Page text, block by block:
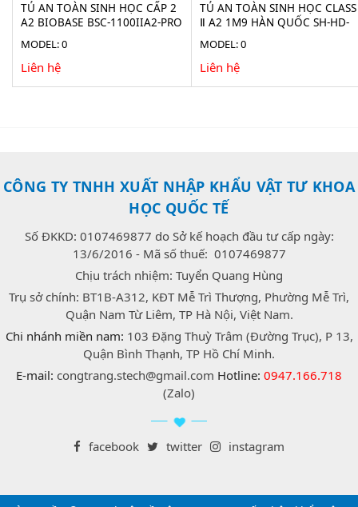
TỦ AN TOÀN SINH HỌC CẤP 2
A2 BIOBASE BSC-1100IIA2-PRO
MODEL: 0
Liên hệ
TỦ AN TOÀN SINH HỌC CLASS
Ⅱ A2 1M9 HÀN QUỐC SH-HD-
MODEL: 0
Liên hệ
CÔNG TY TNHH XUẤT NHẬP KHẨU VẬT TƯ KHOA
HỌC QUỐC TẾ
Số ĐKKD: 0107469877 do Sở kế hoạch đầu tư cấp ngày:
13/6/2016 - Mã số thuế: 0107469877
Chịu trách nhiệm: Tuyển Quang Hùng
Trụ sở chính: BT1B-A312, KĐT Mễ Trì Thượng, Phường Mễ Trì,
Quận Nam Từ Liêm, TP Hà Nội, Việt Nam.
Chi nhánh miền nam: 103 Đặng Thuỳ Trâm (Đường Trục), P 13,
Quận Bình Thạnh, TP Hồ Chí Minh.
E-mail: congtrang.stech@gmail.com Hotline: 0947.166.718
(Zalo)
facebook twitter instagram